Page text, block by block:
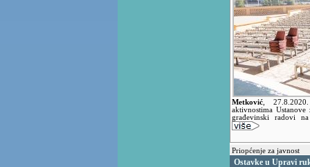
Metković
aktivnostima
građevinski radovi
Priopćenje za javnost
Ostavke u Upravi